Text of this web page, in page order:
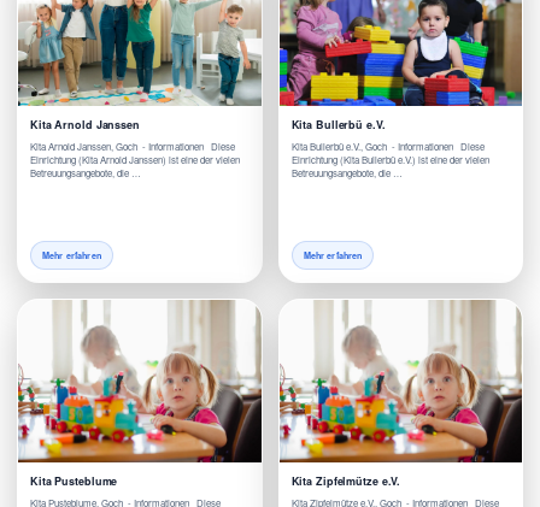
Kita Arnold Janssen
Kita Arnold Janssen, Goch - Informationen Diese
Einrichtung (Kita Arnold Janssen) ist eine der vielen
Betreuungsangebote, die …
Mehr erfahren
Kita Bullerbü e.V.
Kita Bullerbü e.V., Goch - Informationen Diese
Einrichtung (Kita Bullerbü e.V.) ist eine der vielen
Betreuungsangebote, die …
Mehr erfahren
Kita Pusteblume
Kita Pusteblume, Goch - Informationen Diese
Kita Zipfelmütze e.V.
Kita Zipfelmütze e.V., Goch - Informationen Diese